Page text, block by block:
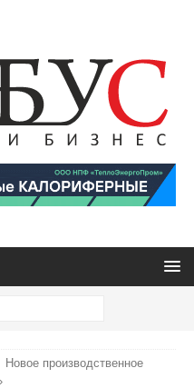
Новое производственное